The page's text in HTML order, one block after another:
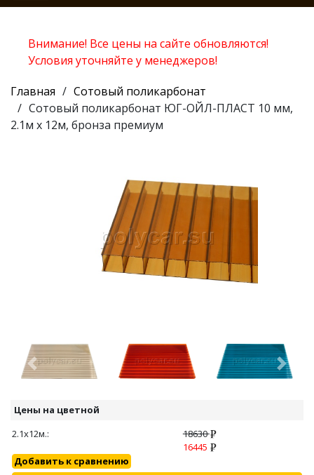
Внимание! Все цены на сайте обновляются!
Условия уточняйте у менеджеров!
Главная
Сотовый поликарбонат
Сотовый поликарбонат ЮГ-ОЙЛ-ПЛАСТ 10 мм,
2.1м х 12м, бронза премиум
Предыдущий
Цены на цветной
2.1х12м.:
18630
16445
Добавить к сравнению